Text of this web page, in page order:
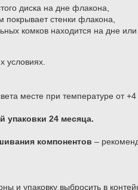
диска на дне флакона,
покрывает стенки флакона,
комков находится на дне
условиях.
месте при температуре от +4
упаковки 24 месяца.
компонентов –
и упаковку выбросить в